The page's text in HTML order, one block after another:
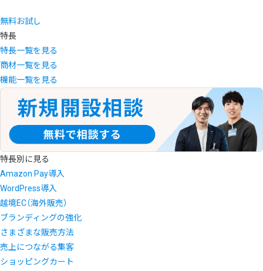
無料お試し
特長
特長一覧を見る
商材一覧を見る
機能一覧を見る
特長別に見る
Amazon Pay導入
WordPress導入
越境EC（海外販売）
ブランディングの強化
さまざまな販売方法
売上につながる集客
ショッピングカート